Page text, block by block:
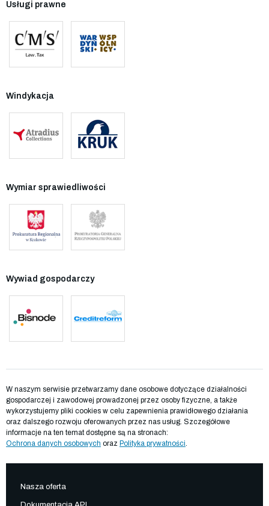
Usługi prawne
Windykacja
Wymiar sprawiedliwości
Wywiad gospodarczy
W naszym serwisie przetwarzamy dane osobowe dotyczące działalności
gospodarczej i zawodowej prowadzonej przez osoby fizyczne, a także
wykorzystujemy pliki cookies w celu zapewnienia prawidłowego działania
oraz dalszego rozwoju oferowanych przez nas usług. Szczegółowe
informacje na ten temat dostępne są na stronach:
Ochrona danych osobowych oraz Polityka prywatności.
Nasza oferta